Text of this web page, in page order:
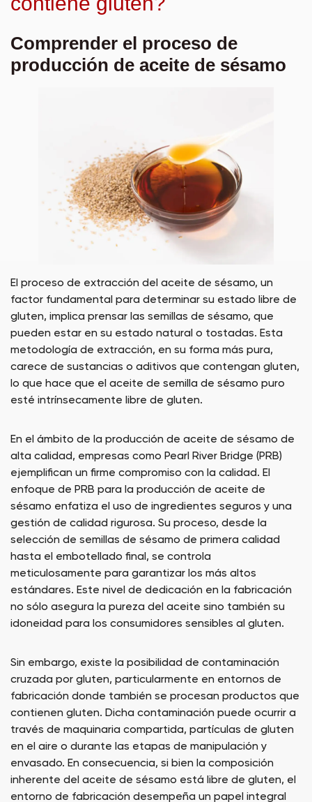
Comprender el proceso de
producción de aceite de sésamo
El proceso de extracción del aceite de sésamo, un
factor fundamental para determinar su estado libre de
gluten, implica prensar las semillas de sésamo, que
pueden estar en su estado natural o tostadas. Esta
metodología de extracción, en su forma más pura,
carece de sustancias o aditivos que contengan gluten,
lo que hace que el aceite de semilla de sésamo puro
esté intrínsecamente libre de gluten.
En el ámbito de la producción de aceite de sésamo de
alta calidad, empresas como Pearl River Bridge (PRB)
ejemplifican un firme compromiso con la calidad. El
enfoque de PRB para la producción de aceite de
sésamo enfatiza el uso de ingredientes seguros y una
gestión de calidad rigurosa. Su proceso, desde la
selección de semillas de sésamo de primera calidad
hasta el embotellado final, se controla
meticulosamente para garantizar los más altos
estándares. Este nivel de dedicación en la fabricación
no sólo asegura la pureza del aceite sino también su
idoneidad para los consumidores sensibles al gluten.
Sin embargo, existe la posibilidad de contaminación
cruzada por gluten, particularmente en entornos de
fabricación donde también se procesan productos que
contienen gluten. Dicha contaminación puede ocurrir a
través de maquinaria compartida, partículas de gluten
en el aire o durante las etapas de manipulación y
envasado. En consecuencia, si bien la composición
inherente del aceite de sésamo está libre de gluten, el
entorno de fabricación desempeña un papel integral